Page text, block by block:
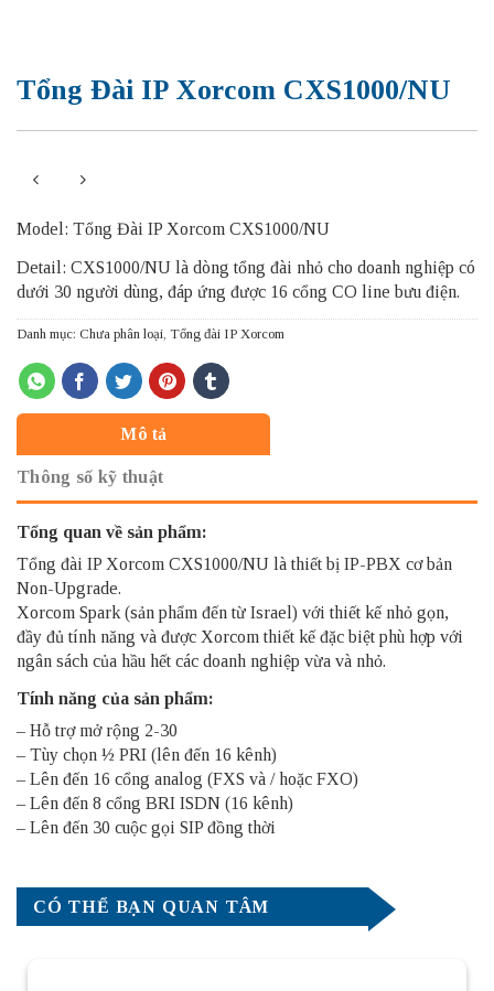
Tổng Đài IP Xorcom CXS1000/NU
Model: Tổng Đài IP Xorcom CXS1000/NU
Detail: CXS1000/NU là dòng tổng đài nhỏ cho doanh nghiệp có
dưới 30 người dùng, đáp ứng được 16 cổng CO line bưu điện.
Danh mục: Chưa phân loại Tổng đài IP Xorcom
Mô tả
Thông số kỹ thuật
Tổng quan về sản phẩm:
Tổng đài IP Xorcom CXS1000/NU là thiết bị IP-PBX cơ bản
Non-Upgrade.
Xorcom Spark (sản phẩm đến từ Israel) với thiết kế nhỏ gọn,
đầy đủ tính năng và được Xorcom thiết kế đặc biệt phù hợp với
ngân sách của hầu hết các doanh nghiệp vừa và nhỏ.
Tính năng của sản phẩm:
– Hỗ trợ mở rộng 2-30
– Tùy chọn ½ PRI (lên đến 16 kênh)
– Lên đến 16 cổng analog (FXS và / hoặc FXO)
– Lên đến 8 cổng BRI ISDN (16 kênh)
– Lên đến 30 cuộc gọi SIP đồng thời
CÓ THỂ BẠN QUAN TÂM